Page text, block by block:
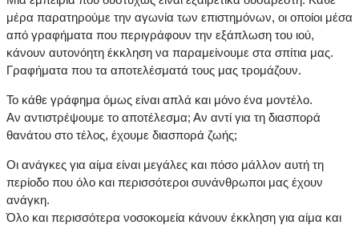
μέρα παρατηρούμε την αγωνία των επιστημόνων, οι οποίοι μέσα
από γραφήματα που περιγράφουν την εξάπλωση του ιού,
κάνουν αυτονόητη έκκληση να παραμείνουμε στα σπίτια μας.
Γραφήματα που τα αποτελέσματά τους μας τρομάζουν.
Το κάθε γράφημα όμως είναι απλά και μόνο ένα μοντέλο.
Αν αντιστρέψουμε το αποτέλεσμα; Αν αντί για τη διασπορά
θανάτου στο τέλος, έχουμε διασπορά ζωής;
Οι ανάγκες για αίμα είναι μεγάλες και πόσο μάλλον αυτή τη
περίοδο που όλο και περισσότεροι συνάνθρωποι μας έχουν
ανάγκη.
Όλο και περισσότερα νοσοκομεία κάνουν έκκληση για αίμα και